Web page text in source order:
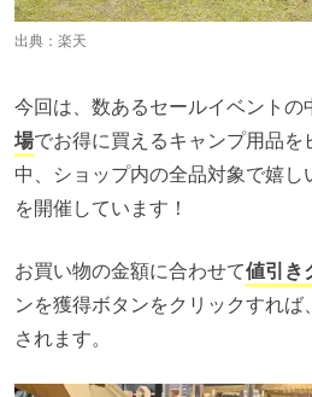
出典： 楽天
今回は、数あるセールイベントの
場でお得に買えるキャンプ用品
中、ショップ内の全品対象で嬉
を開催しています！
お買い物の金額に合わせて値引き
ンを獲得ボタンをクリックすれ
されます。